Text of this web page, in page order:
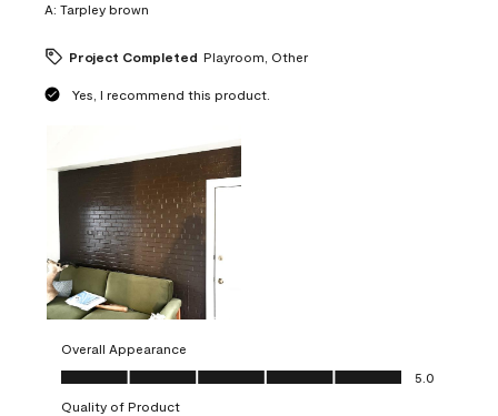
A: Tarpley brown
Project Completed Playroom, Other
Yes, I recommend this product.
Overall Appearance
Overall Appearance, 5.0 out of 5
5.0
Quality of Product